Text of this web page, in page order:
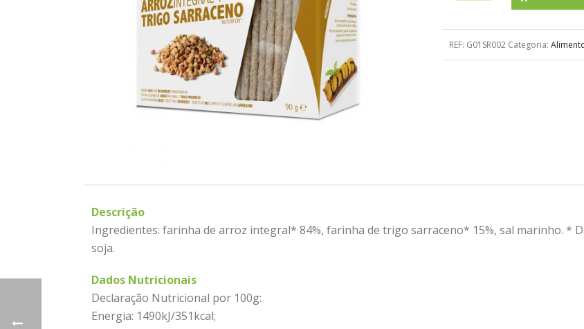
REF: G01SR002 Categoria:
Descrição
Ingredientes: farinha de arroz integral* 84%, farinha de trigo sarraceno* 15%, sal marinho. *
soja.
Dados Nutricionais
Declaração Nutricional por 100g:
Energia: 1490kJ/351kcal;